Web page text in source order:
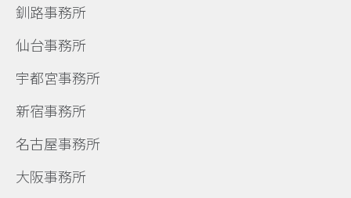
釧路事務所
仙台事務所
宇都宮事務所
新宿事務所
名古屋事務所
大阪事務所